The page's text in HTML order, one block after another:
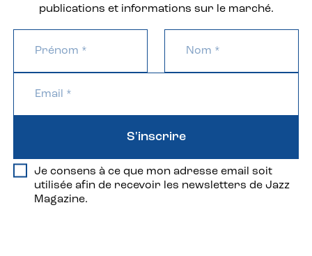
publications et informations sur le marché.
Je consens à ce que mon adresse email soit
utilisée afin de recevoir les newsletters de Jazz
Magazine.
S'inscrire